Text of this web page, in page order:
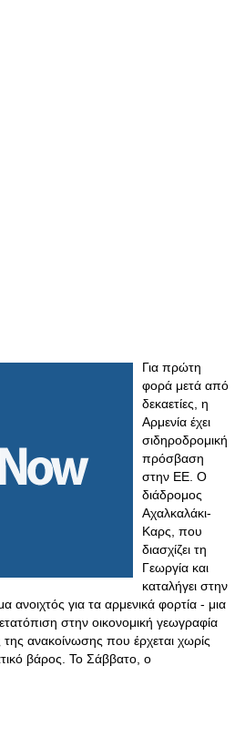
Για πρώτη
φορά μετά από
δεκαετίες, η
Αρμενία έχει
σιδηροδρομική
πρόσβαση
στην ΕΕ. Ο
διάδρομος
Αχαλκαλάκι-
Καρς, που
διασχίζει τη
Γεωργία και
καταλήγει στην
ανοιχτός για τα αρμενικά φορτία - μια
στην οικονομική γεωγραφία
της ανακοίνωσης που έρχεται χωρίς
βάρος. Το Σάββατο, ο